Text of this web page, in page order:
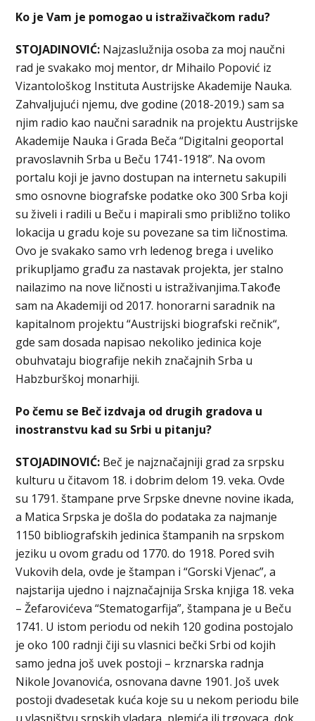
Ko je Vam je pomogao u istraživačkom radu?
STOJADINOVIĆ: Najzaslužnija osoba za moj naučni
rad je svakako moj mentor, dr Mihailo Popović iz
Vizantološkog Instituta Austrijske Akademije Nauka.
Zahvaljujući njemu, dve godine (2018-2019.) sam sa
njim radio kao naučni saradnik na projektu Austrijske
Akademije Nauka i Grada Beča “Digitalni geoportal
pravoslavnih Srba u Beču 1741-1918”. Na ovom
portalu koji je javno dostupan na internetu sakupili
smo osnovne biografske podatke oko 300 Srba koji
su živeli i radili u Beču i mapirali smo približno toliko
lokacija u gradu koje su povezane sa tim ličnostima.
Ovo je svakako samo vrh ledenog brega i uveliko
prikupljamo građu za nastavak projekta, jer stalno
nailazimo na nove ličnosti u istraživanjima.Takođe
sam na Akademiji od 2017. honorarni saradnik na
kapitalnom projektu “Austrijski biografski rečnik“,
gde sam dosada napisao nekoliko jedinica koje
obuhvataju biografije nekih značajnih Srba u
Habzburškoj monarhiji.
Po čemu se Beč izdvaja od drugih gradova u
inostranstvu kad su Srbi u pitanju?
STOJADINOVIĆ: Beč je najznačajniji grad za srpsku
kulturu u čitavom 18. i dobrim delom 19. veka. Ovde
su 1791. štampane prve Srpske dnevne novine ikada,
a Matica Srpska je došla do podataka za najmanje
1150 bibliografskih jedinica štampanih na srpskom
jeziku u ovom gradu od 1770. do 1918. Pored svih
Vukovih dela, ovde je štampan i “Gorski Vjenac”, a
najstarija ujedno i najznačajnija Srska knjiga 18. veka
– Žefarovićeva “Stematogarfija”, štampana je u Beču
1741. U istom periodu od nekih 120 godina postojalo
je oko 100 radnji čiji su vlasnici bečki Srbi od kojih
samo jedna još uvek postoji – krznarska radnja
Nikole Jovanovića, osnovana davne 1901. Još uvek
postoji dvadesetak kuća koje su u nekom periodu bile